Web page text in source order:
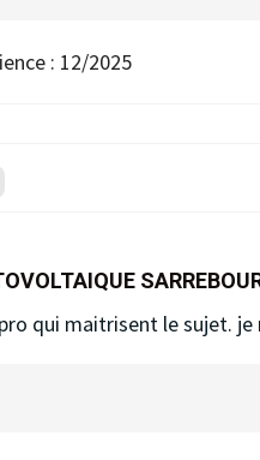
: 12/2025
qui maitrisent le sujet. je